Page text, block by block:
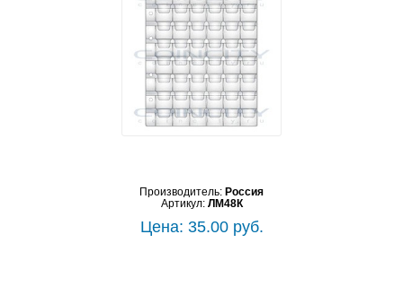
Производитель: Россия
Артикул: ЛМ48К
Цена: 35.00 руб.